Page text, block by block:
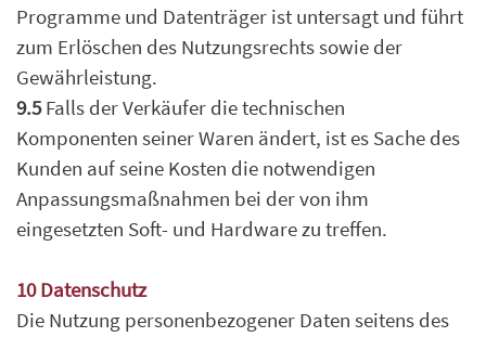
Programme und Datenträger ist untersagt und führt
zum Erlöschen des Nutzungsrechts sowie der
Gewährleistung.
9.5 Falls der Verkäufer die technischen
Komponenten seiner Waren ändert, ist es Sache des
Kunden auf seine Kosten die notwendigen
Anpassungsmaßnahmen bei der von ihm
eingesetzten Soft- und Hardware zu treffen.
10 Datenschutz
Die Nutzung personenbezogener Daten seitens des